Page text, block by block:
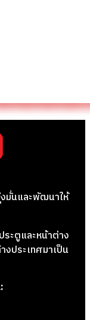
มั่นและพัฒนาให้
ะตูและหน้าต่าง
งประเทศมาเป็น